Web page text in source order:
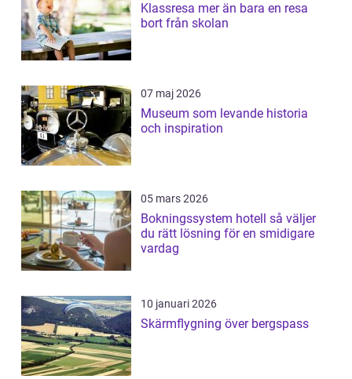
Klassresa mer än bara en resa
bort från skolan
07 maj 2026
Museum som levande historia
och inspiration
05 mars 2026
Bokningssystem hotell så väljer
du rätt lösning för en smidigare
vardag
10 januari 2026
Skärmflygning över bergspass